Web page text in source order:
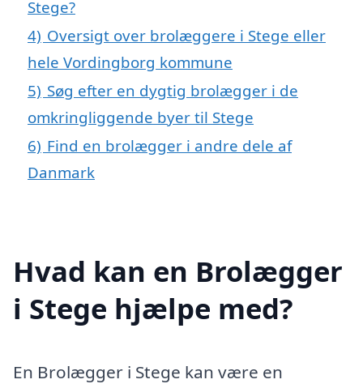
Stege?
4) Oversigt over brolæggere i Stege eller
hele Vordingborg kommune
5) Søg efter en dygtig brolægger i de
omkringliggende byer til Stege
6) Find en brolægger i andre dele af
Danmark
Hvad kan en Brolægger
i Stege hjælpe med?
En Brolægger i Stege kan være en